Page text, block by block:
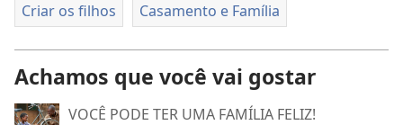
Criar os filhos Casamento e Família
Achamos que você vai gostar
VOCÊ PODE TER UMA FAMÍLIA FELIZ!